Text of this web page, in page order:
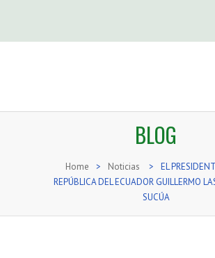
BLOG
Home > Noticias >
EL
REPÚBLICA DEL ECUADOR GUILLERMO
SUCÚA